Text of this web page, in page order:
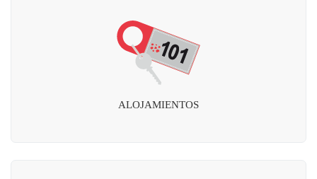
ALOJAMIENTOS